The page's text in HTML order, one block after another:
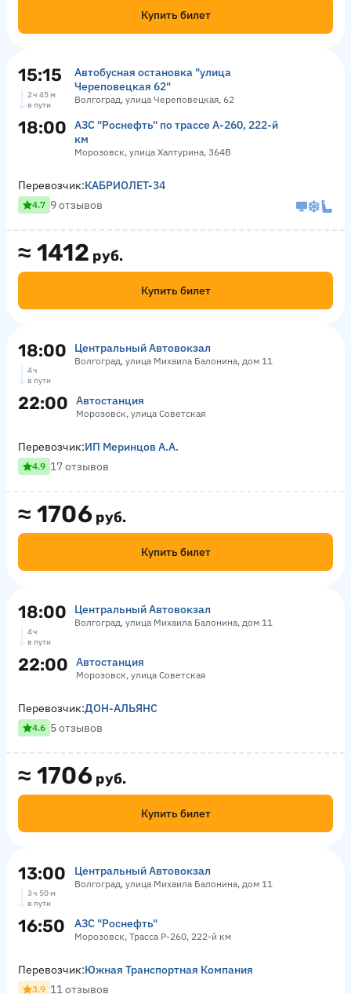
Купить билет
15:15
Автобусная остановка "улица
Череповецкая 62"
Волгоград, улица Череповецкая, 62
2 ч 45 м
в пути
18:00
АЗС "Роснефть" по трассе А-260, 222-й
км
Морозовск, улица Халтурина, 364В
≈ 1412 руб.
Купить билет
Перевозчик:КАБРИОЛЕТ-34
4.7 9 отзывов
18:00 Центральный Автовокзал
Волгоград, улица Михаила Балонина, дом 11
4 ч
в пути
22:00 Автостанция
Морозовск, улица Советская
≈ 1706 руб.
Купить билет
Перевозчик:ИП Меринцов А.А.
4.9 17 отзывов
18:00 Центральный Автовокзал
Волгоград, улица Михаила Балонина, дом 11
4 ч
в пути
22:00 Автостанция
Морозовск, улица Советская
≈ 1706 руб.
Купить билет
Перевозчик:ДОН-АЛЬЯНС
4.6 5 отзывов
13:00 Центральный Автовокзал
Волгоград, улица Михаила Балонина, дом 11
3 ч 50 м
в пути
16:50 АЗС "Роснефть"
Морозовск, Трасса Р-260, 222-й км
Перевозчик:Южная Транспортная Компания
3.9 11 отзывов